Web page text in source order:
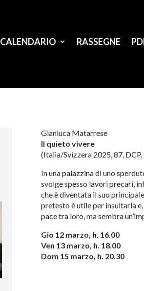
CALENDARIO RASSEGNE
Gianluca Matarrese
Il quieto vivere
(Italia/Svizzera 2025, 87, DCP,
In una palazzina di uno
svolge spesso lavori precari,
che è diventata il suo
pretesto è utile per insultarla
pace tra loro, ma sembra
Gio 12 marzo, h. 16.00
Ven 13 marzo, h. 18.00
Dom 15 marzo, h. 20.30